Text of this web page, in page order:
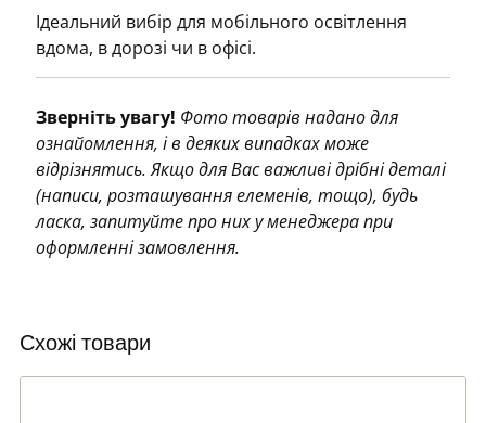
Ідеальний вибір для мобільного освітлення
вдома, в дорозі чи в офісі.
Зверніть увагу! Фото товарів надано для
ознайомлення, і в деяких випадках може
відрізнятись. Якщо для Вас важливі дрібні деталі
(написи, розташування елеменів, тощо), будь
ласка, запитуйте про них у менеджера при
оформленні замовлення.
Схожі товари